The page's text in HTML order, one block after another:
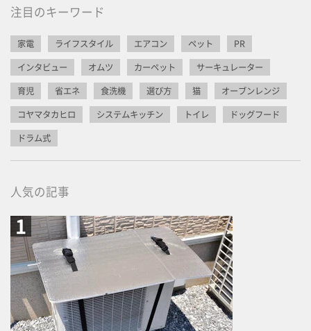
注目のキーワード
家電 ライフスタイル エアコン ペット
PR
インタビュー
オムツ カーペット
サーキュレーター
育児
省エネ 食洗機 選び方 猫
オーブンレンジ
コヤマタカヒロ
システムキッチン トイレ
ドッグフード
ドラム式
人気の記事